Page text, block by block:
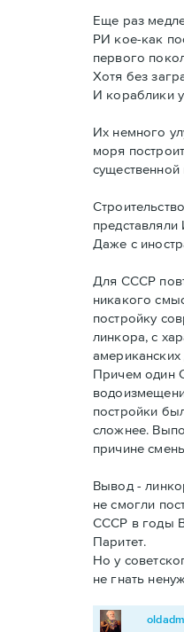
Еще раз
РИ кое-как
первого
Хотя без
И кораблики
Их немного
моря
Даже с
Для СССР
никакого
постройку
линкора, с
Причем один
постройки
сложнее.
причине
Вывод -
не смогли
СССР в годы
Паритет.
Но у
не гнать